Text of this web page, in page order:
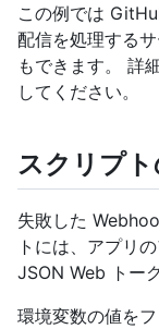
この例では
配信を処理する
もできます。 詳
してください。
スクリプ
失敗した
トには、アプリ
JSON Web トー
環境変数の値を